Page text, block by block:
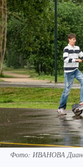
Фото: ИВАНОВА